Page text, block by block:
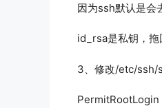
因为ssh默认是会
id_rsa是私钥，拖
3、修改/etc/ssh/
PermitRootLogin